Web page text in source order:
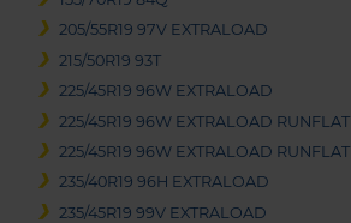
205/55R19 97V EXTRALOAD
215/50R19 93T
225/45R19 96W EXTRALOAD
225/45R19 96W EXTRALOAD RUNFLAT
225/45R19 96W EXTRALOAD RUNFLAT
235/40R19 96H EXTRALOAD
235/45R19 99V EXTRALOAD